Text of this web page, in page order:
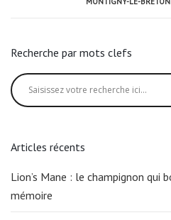
Recherche par mots clefs
Articles récents
Lion’s Mane : le champignon
mémoire